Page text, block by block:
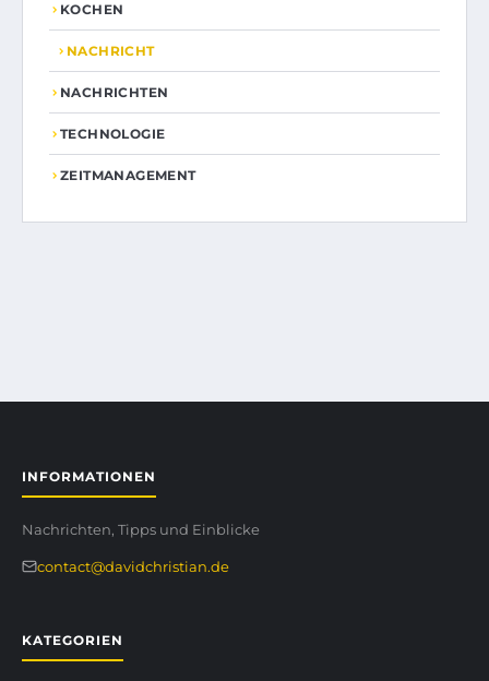
KOCHEN
NACHRICHT
NACHRICHTEN
TECHNOLOGIE
ZEITMANAGEMENT
INFORMATIONEN
Nachrichten, Tipps und Einblicke
contact@davidchristian.de
KATEGORIEN